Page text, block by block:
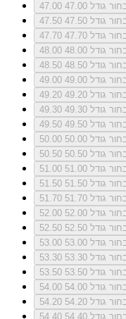
47.00
גודל 47.00
47.50
גודל 47.50
47.70
גודל 47.70
48.00
גודל 48.00
48.50
גודל 48.50
49.00
גודל 49.00
49.20
גודל 49.20
49.30
גודל 49.30
49.50
גודל 49.50
50.00
גודל 50.00
50.50
גודל 50.50
51.00
גודל 51.00
51.50
גודל 51.50
51.70
גודל 51.70
52.00
גודל 52.00
52.50
גודל 52.50
53.00
גודל 53.00
53.30
גודל 53.30
53.50
גודל 53.50
54.00
גודל 54.00
54.20
גודל 54.20
54.40
גודל 54.40